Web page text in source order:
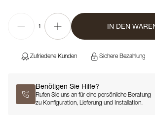
1 IN DEN
Zufriedene Kunden Sichere Bezahlung
Benötigen Sie Hilfe?
Rufen Sie uns an für eine persönliche Beratung
zu Konfiguration, Lieferung und Installation.